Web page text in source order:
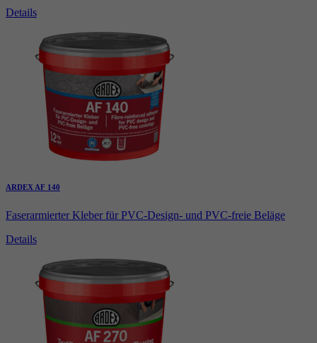
Details
ARDEX AF 140
Faserarmierter Kleber für PVC-Design- und PVC-freie Beläge
Details